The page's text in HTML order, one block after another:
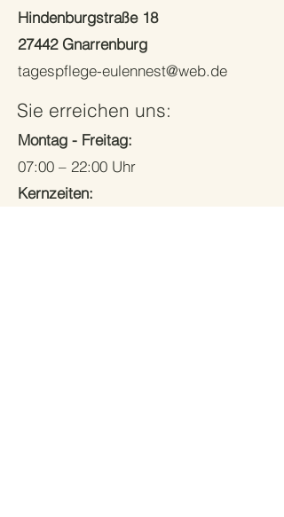
Hindenburgstraße 18
27442 Gnarrenburg
tagespflege-eulennest@web.de
Sie erreichen uns:
Montag - Freitag:
07:00 – 22:00 Uhr
Kernzeiten: